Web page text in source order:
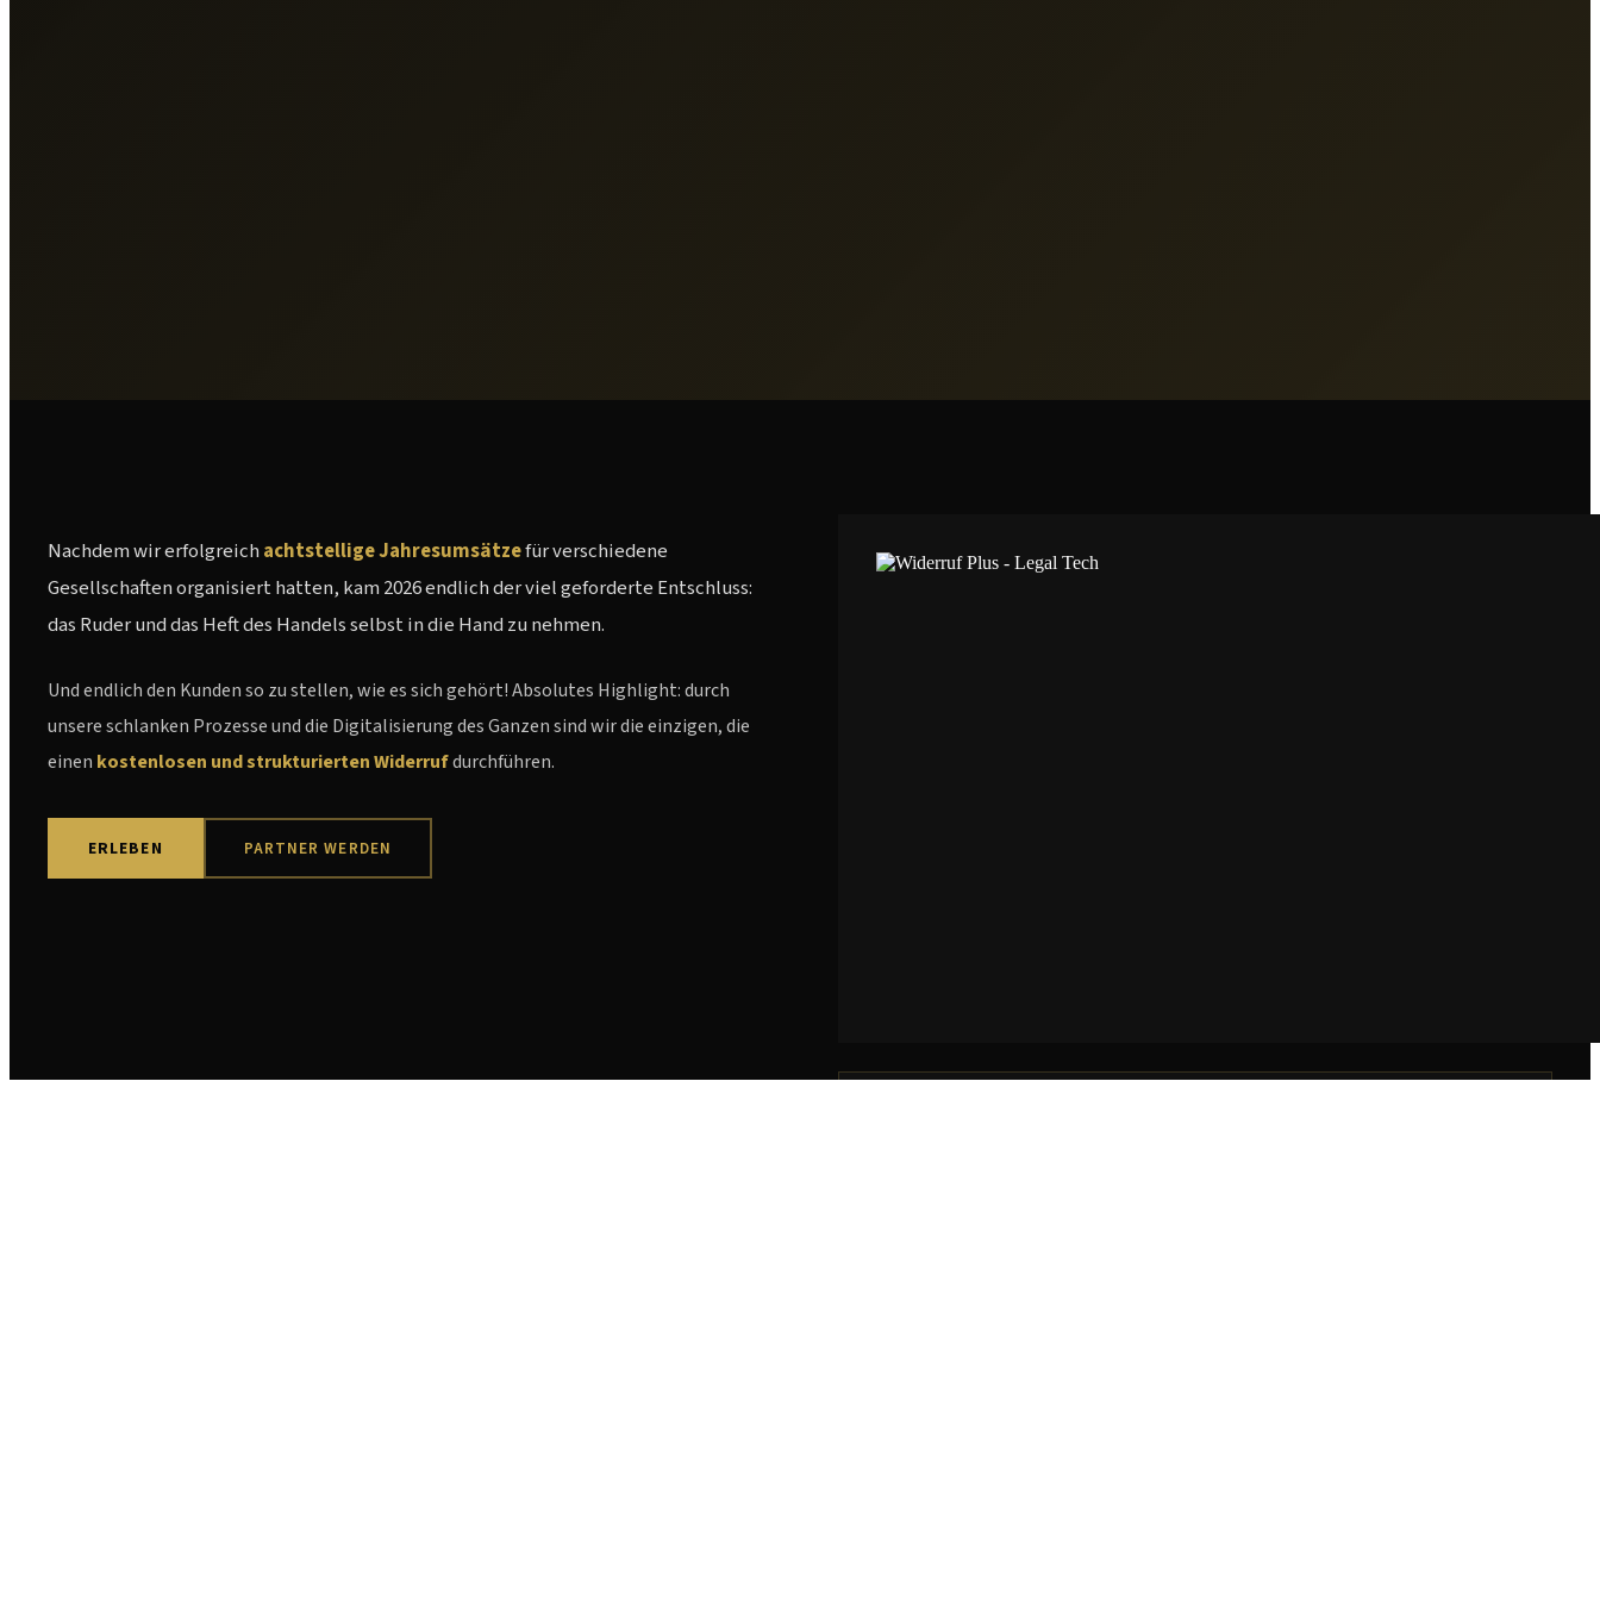
Nachdem wir erfolgreich achtstellige Jahresumsätzefür verschiedene
Gesellschaften organisiert hatten, kam 2026 endlich der viel geforderte Entschluss:
das Ruder und das Heft des Handels selbst in die Hand zu nehmen.
Und endlich den Kunden so zu stellen, wie es sich gehört! Absolutes Highlight: durch
unsere schlanken Prozesse und die Digitalisierung des Ganzen sind wir die einzigen, die
einen kostenlosen und strukturierten Widerrufdurchführen.
ERLEBEN PARTNER WERDEN